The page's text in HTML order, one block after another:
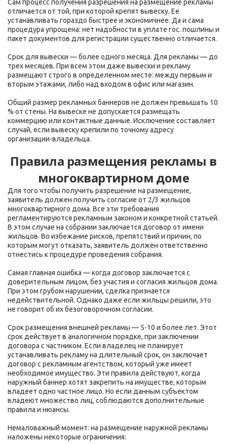
Сам процесс получения разрешения на размещение рекламы
отличается от той, при которой крепят вывеску. Ее
устанавливать гораздо быстрее и экономичнее. Да и сама
процедура упрощена: нет надобности в уплате гос. пошлины и
пакет документов для регистрации существенно отличается.
Срок для вывески — более одного месяца. Для рекламы — до
трех месяцев. При всем этом даже вывески и рекламу
размещают строго в определенном месте: между первым и
вторым этажами, либо над входом в офис или магазин.
Общий размер рекламных баннеров не должен превышать 10
% от стены. На вывеске не допускается размещать
коммерцию или контактные данные. Исключение составляет
случай, если вывеску крепили по точному адресу
организации-владельца.
Правила размещения рекламы в
многоквартирном доме
Для того чтобы получить разрешение на размещение,
заявитель должен получить согласие от 2/3 жильцов
многоквартирного дома. Все эти требования
регламентируются рекламным законом и конкретной статьей.
В этом случае на собрании заключается договор от имени
жильцов. Во избежание рисков, препятствий и причин, по
которым могут отказать, заявитель должен ответственно
отнестись к процедуре проведения собрания.
Самая главная ошибка — когда договор заключается с
доверительным лицом, без участия и согласия жильцов дома.
При этом грубом нарушении, сделка признается
недействительной. Однако даже если жильцы решили, это
не говорит об их безоговорочном согласии.
Срок размещения внешней рекламы — 5-10 и более лет. Этот
срок действует в аналогичном порядке, при заключении
договора с частником. Если владелец не планирует
устанавливать рекламу на длительный срок, он заключает
договор с рекламным агентством, который уже имеет
необходимое имущество. Эти правила действуют, когда
наружный баннер хотят закрепить на имуществе, которым
владеет одно частное лицо. Но если данным субъектом
владеют множество лиц, соблюдаются дополнительные
правила и нюансы.
Немаловажный момент: на размещение наружной рекламы
наложены некоторые ограничения: